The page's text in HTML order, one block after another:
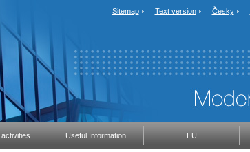
Sitemap Text version Česky
Useful Information EU